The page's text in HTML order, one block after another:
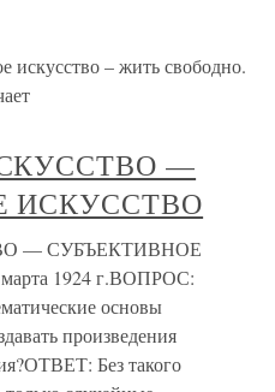
– жить свободно.
—
ИСКУССТВО
— СУБЪЕКТИВНОЕ
1924 г.ВОПРОС:
основы
произведения
Без такого